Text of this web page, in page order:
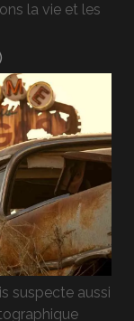
la vie et les
suspecte aussi